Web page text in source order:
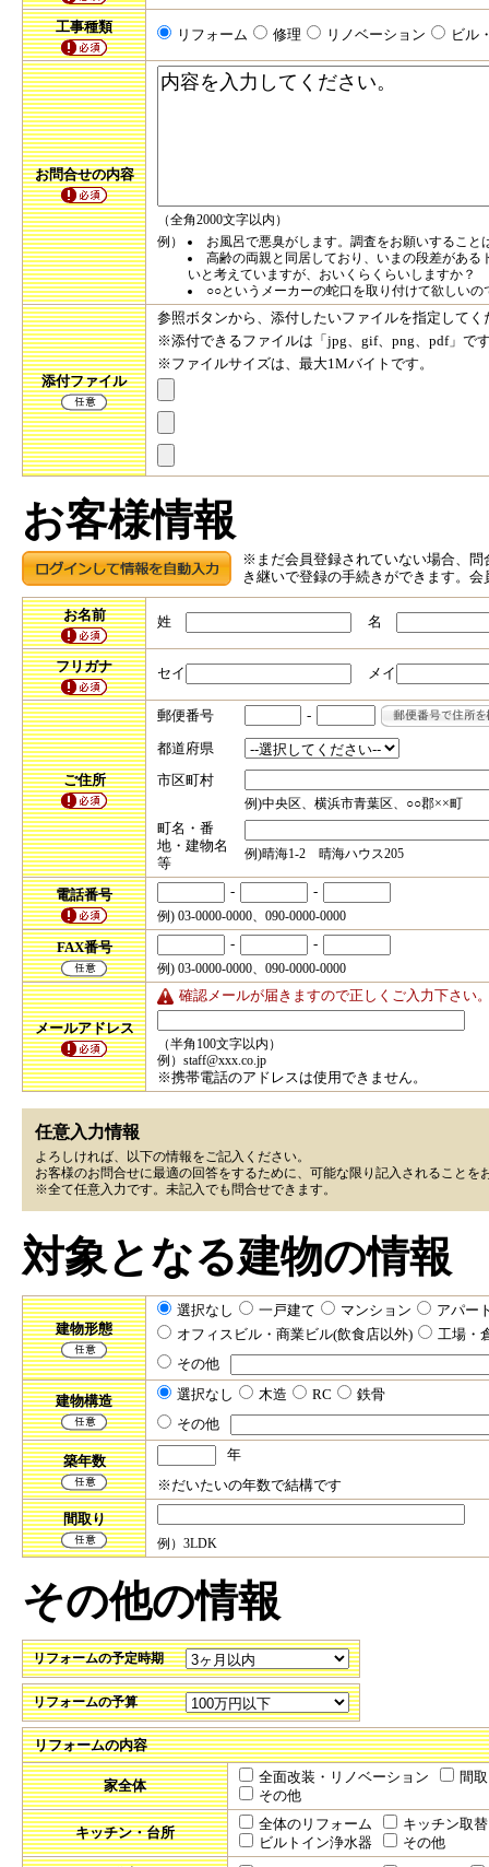
工事種類 リフォーム 修理 リノベーション ビル
お問合せの内容
（全角2000文字以内）
例）
お風呂で悪臭がします。調査をお願いすること
高齢の両親と同居しており、いまの段差があ
いと考えていますが、おいくらくらいしますか？
○○というメーカーの蛇口を取り付けて欲しい
添付ファイル
参照ボタンから、添付したいファイルを指定してく
※添付できるファイルは「jpg、gif、png、pdf」で
※ファイルサイズは、最大1Mバイトです。
お客様情報
※まだ会員登録されていない場合、
き継いで登録の手続きができます。
お名前 姓 名
フリガナ セイ メイ
ご住所
郵便番号
-
都道府県
市区町村
例)中央区、横浜市青葉区、○○郡××町
町名・番
地・建物名
等
例)晴海1-2 晴海ハウス205
電話番号 - -
例) 03-0000-0000、090-0000-0000
FAX番号 - -
例) 03-0000-0000、090-0000-0000
メールアドレス
確認メールが届きますので正しくご入力下さい
（半角100文字以内）
例）staff@xxx.co.jp
※携帯電話のアドレスは使用できません。
任意入力情報
よろしければ、以下の情報をご記入ください。
お客様のお問合せに最適の回答をするために、可能な限り記入されることを
※全て任意入力です。未記入でも問合せできます。
対象となる建物の情報
建物形態
選択なし 一戸建て マンション
アパー
オフィスビル・商業ビル(飲食店以外)
工場・
その他
建物構造 選択なし 木造 RC
鉄骨
その他
築年数
年
※だいたいの年数で結構です
間取り
例）3LDK
その他の情報
リフォームの予定時期
リフォームの予算
リフォームの内容
家全体
全面改装・リノベーション
間
その他
キッチン・台所
全体のリフォーム
キッチン取替
ビルトイン浄水器
その他